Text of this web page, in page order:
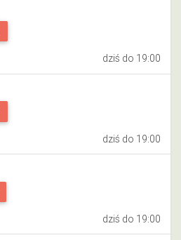
dziś do 19:00
dziś do 19:00
dziś do 19:00